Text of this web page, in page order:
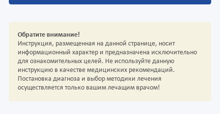
Обратите внимание!
Инструкция, размещенная на данной странице, носит
информационный характер и предназначена исключительно
для ознакомительных целей. Не используйте данную
инструкцию в качестве медицинских рекомендаций.
Постановка диагноза и выбор методики лечения
осуществляется только вашим лечащим врачом!